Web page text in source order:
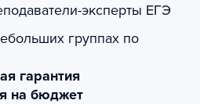
эксперты ЕГЭ
группах по
гарантия
на бюджет